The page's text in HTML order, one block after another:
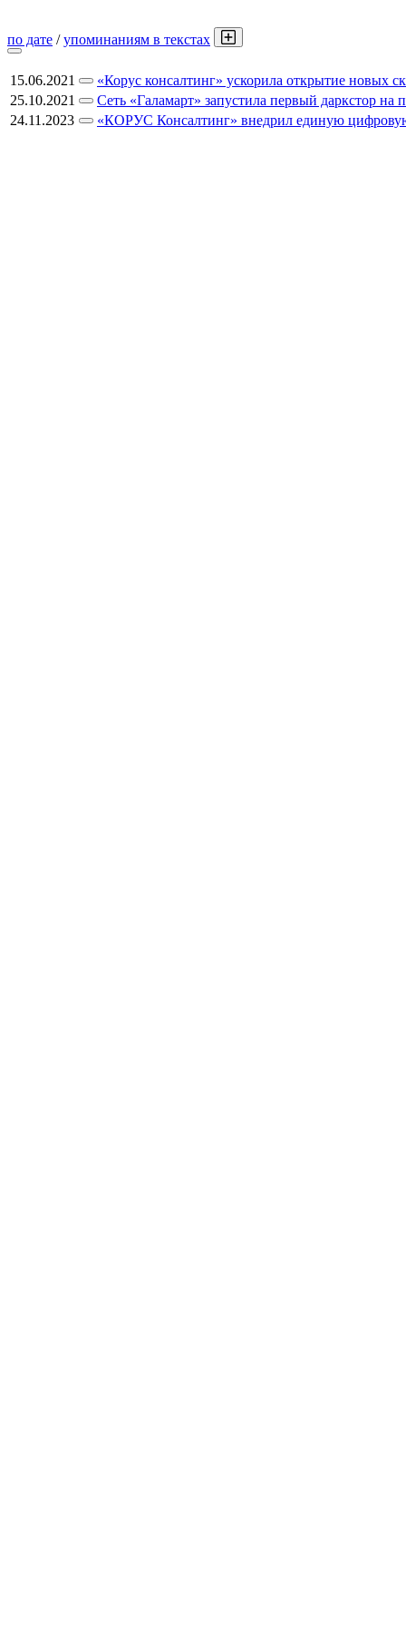
по дате /упоминаниям в текстах
15.06.2021
«Корус консалтинг» ускорила открытие новых
25.10.2021
Сеть «Галамарт» запустила первый даркстор на
24.11.2023
«КОРУС Консалтинг» внедрил единую